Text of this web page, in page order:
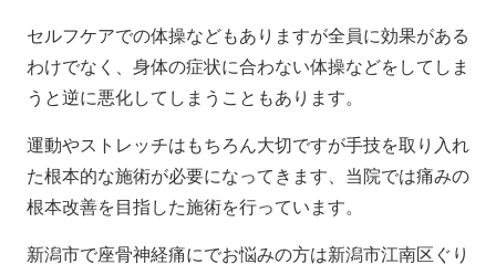
セルフケアでの体操などもありますが全員に効果がある
わけでなく、身体の症状に合わない体操などをしてしま
うと逆に悪化してしまうこともあります。
運動やストレッチはもちろん大切ですが手技を取り入れ
た根本的な施術が必要になってきます、当院では痛みの
根本改善を目指した施術を行っています。
新潟市で座骨神経痛にでお悩みの方は新潟市江南区ぐり